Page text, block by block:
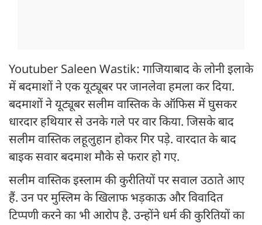
Youtuber Saleen Wastik: गाजियाबाद के लोनी इलाके
में बदमाशों ने एक यूट्यूबर पर जानलेवा हमला कर दिया.
बदमाशों ने यूट्यूबर सलीम वास्तिक के ऑफिस में घुसकर
धारदार हथियार से उनके गले पर वार किया. जिसके बाद
सलीम वास्तिक लहूलुहान होकर गिर पड़े. वारदात के बाद
बाइक सवार बदमाश मौके से फरार हो गए.
सलीम वास्तिक इस्लाम की कुरीतियों पर सवाल उठाते आए
हैं. उन पर मुस्लिम के खिलाफ भड़काऊ और विवादित
टिप्पणी करने का भी आरोप है. उन्होंने धर्म की कुरितियों का